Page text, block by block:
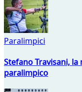
Paralimpici
Stefano Travisani,
paralimpico